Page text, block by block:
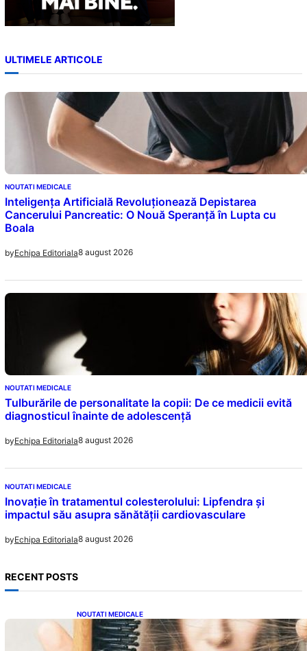
ULTIMELE ARTICOLE
NOUTATI MEDICALE
Inteligența Artificială Revoluționează Depistarea
Cancerului Pancreatic: O Nouă Speranță în Lupta cu
Boala
byEchipa Editoriala8 august 2026
NOUTATI MEDICALE
Tulburările de personalitate la copii: De ce medicii evită
diagnosticul înainte de adolescență
byEchipa Editoriala8 august 2026
NOUTATI MEDICALE
Inovație în tratamentul colesterolului: Lipfendra și
impactul său asupra sănătății cardiovasculare
byEchipa Editoriala8 august 2026
RECENT POSTS
NOUTATI MEDICALE
Semnele unei deficiențe de proteine:
Impactul asupra sănătății tale